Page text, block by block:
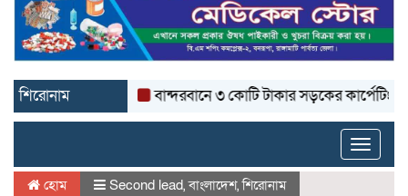
শিরোনাম বান্দরবানে ৩ কোটি টাকার সড়কের কার্পেটিং উঠে
Toggle
হোম Second lead,বাংলাদেশ,শিরোনাম